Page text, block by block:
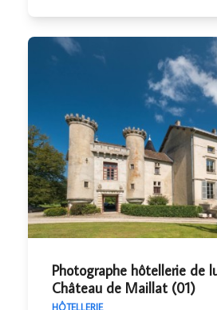
Photographe hôtellerie de
Château de Maillat (01)
HÔTELLERIE